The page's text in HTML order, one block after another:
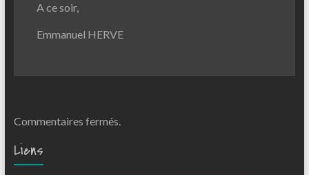
A ce soir,
Emmanuel HERVE
Commentaires fermés.
Liens